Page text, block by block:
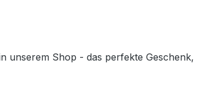
unserem Shop - das perfekte Geschenk,